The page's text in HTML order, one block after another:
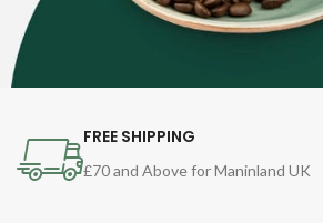
FREE SHIPPING
£70 and Above for Maninland UK